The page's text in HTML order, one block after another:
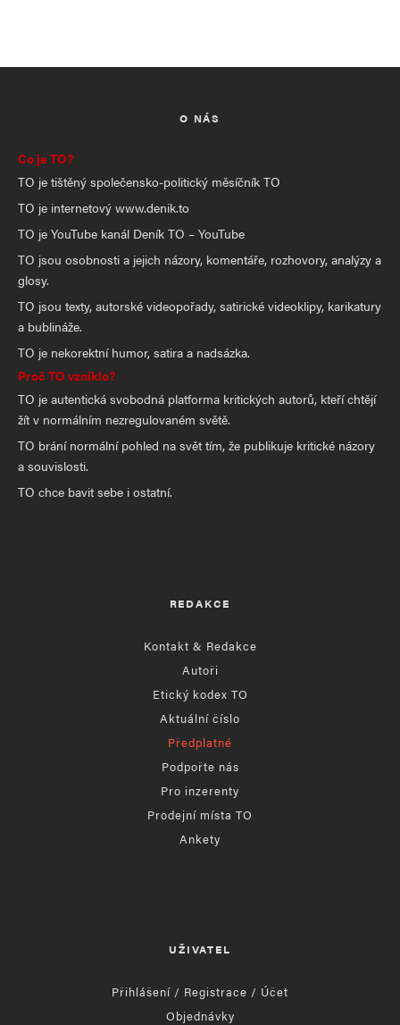
O NÁS
Co je TO?
TO je tištěný společensko-politický měsíčník TO
TO je internetový www.denik.to
TO je YouTube kanál Deník TO – YouTube
TO jsou osobnosti a jejich názory, komentáře, rozhovory, analýzy a
glosy.
TO jsou texty, autorské videopořady, satirické videoklipy, karikatury
a bublináže.
TO je nekorektní humor, satira a nadsázka.
Proč TO vzniklo?
TO je autentická svobodná platforma kritických autorů, kteří chtějí
žít v normálním nezregulovaném světě.
TO brání normální pohled na svět tím, že publikuje kritické názory
a souvislosti.
TO chce bavit sebe i ostatní.
REDAKCE
Kontakt & Redakce
Autoři
Etický kodex TO
Aktuální číslo
Předplatné
Podpořte nás
Pro inzerenty
Prodejní místa TO
Ankety
UŽIVATEL
Přihlášení / Registrace / Účet
Objednávky